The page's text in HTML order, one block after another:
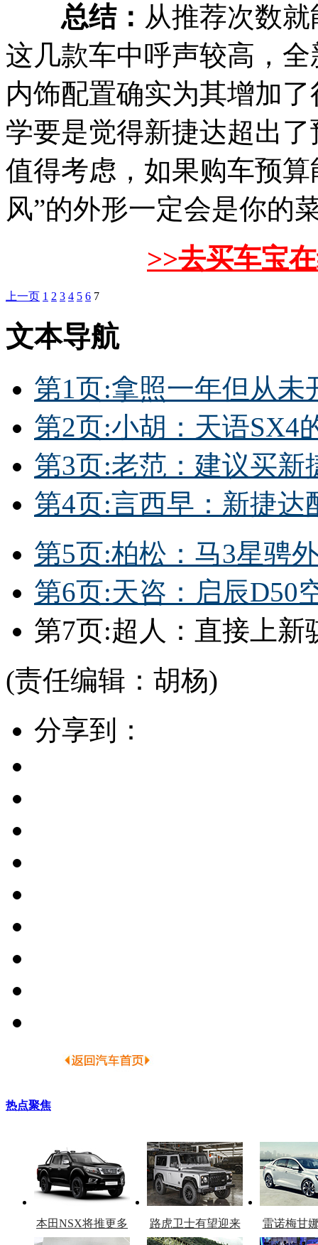
总结： 从推荐次数
这几款车中呼声较高，
内饰配置确实为其增加
学要是觉得新捷达超出
值得考虑，如果购车预
风”的外形一定会是你的
>>去买车宝
上一页 1 2 3 4 5 6 7
文本导航
第1页:拿照一年但从未
第2页:小胡：天语SX4
第3页:老范：建议买新
第4页:言西早：新捷达
第5页:柏松：马3星骋
第6页:天咨：启辰D50
第7页:超人：直接上
(责任编辑：胡杨)
分享到：
热点聚焦
本田NSX将推更多
路虎卫士有望迎来
雷诺梅甘